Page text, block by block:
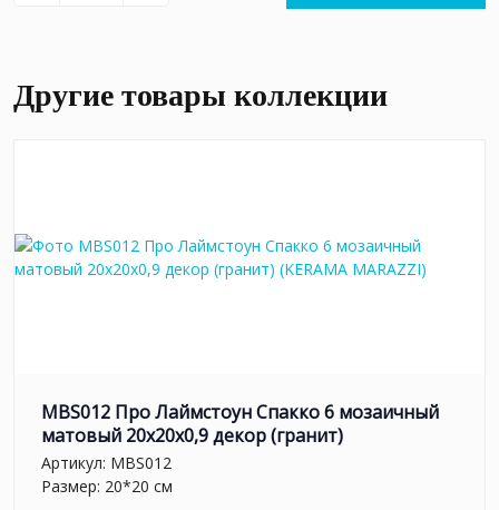
Другие товары коллекции
MBS012 Про Лаймстоун Спакко 6 мозаичный
матовый 20х20х0,9 декор (гранит)
Артикул: MBS012
Размер: 20*20 см